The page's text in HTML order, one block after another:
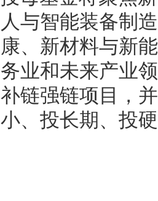
与智能装备制
、新材料与新
业和未来产业
链强链项目，
、投长期、投